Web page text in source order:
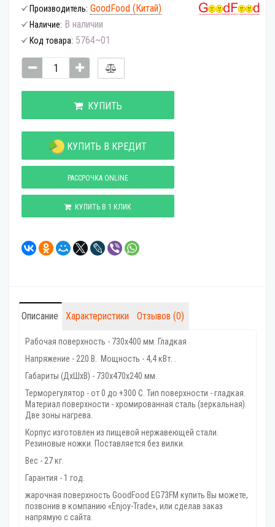
Производитель: GoodFood (Китай)
Наличие: В наличии
Код товара: 5764~01
КУПИТЬ
КУПИТЬ В КРЕДИТ
РАССРОЧКА ONLINE
КУПИТЬ В 1 КЛИК
Описание Характеристики Отзывов (0)
Рабочая поверхность - 730х400 мм. Гладкая
Напряжение - 220 В. Мощность - 4,4 кВт. .
Габариты (ДхШхВ) - 730x470x240 мм.
Терморегулятор - от 0 до +300 С. Тип поверхности - гладкая.
Материал поверхности - хромированная сталь (зеркальная).
Две зоны нагрева.
Корпус изготовлен из пищевой нержавеющей стали.
Резиновые ножки. Поставляется без вилки.
Вес - 27 кг.
Гарантия - 1 год.
жарочная поверхность GoodFood EG73FM купить Вы можете,
позвонив в компанию «Enjoy-Trade», или сделав заказ
напрямую с сайта.